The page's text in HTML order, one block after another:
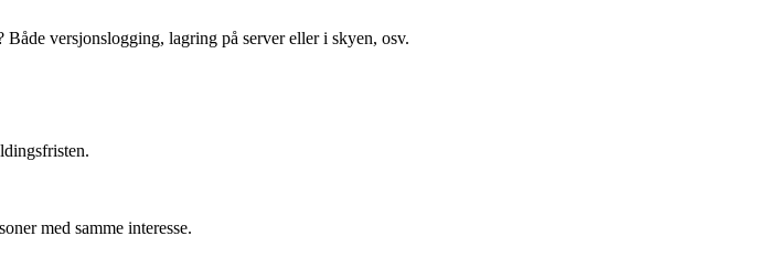
versjonslogging, lagring på server eller i skyen, osv.
med samme interesse.